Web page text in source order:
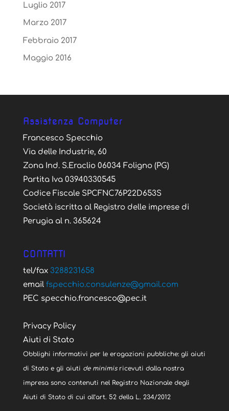
Luglio 2017
Marzo 2017
Febbraio 2017
Maggio 2016
Assistenza Computer
Francesco Specchio
Via delle Industrie, 60
Zona Ind. S.Eraclio 06034 Foligno (PG)
Partita Iva 03940330545
Codice Fiscale SPCFNC76P22D653S
Società iscritta al Registro delle imprese di
Perugia al n. 365624
CONTATTI
tel/fax 3288231658
email fspecchio.consulenze@gmail.com
PEC specchio.francesco@pec.it
Privacy Policy
Aiuti di Stato
Obblighi informativi per le erogazioni pubbliche: gli aiuti
di Stato e gli aiuti de minimisricevuti dalla nostra
impresa sono contenuti nel Registro Nazionale degli
Aiuti di Stato di cui all’art. 52 della L. 234/2012